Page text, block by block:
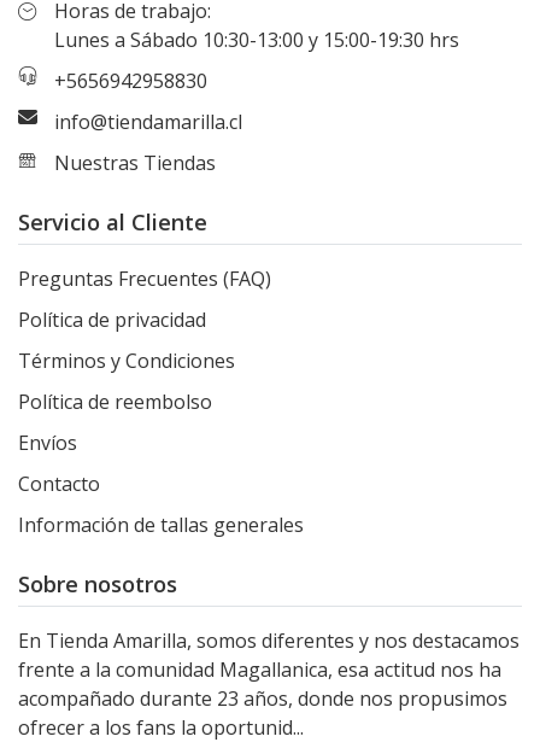
Horas de trabajo:
Lunes a Sábado 10:30-13:00 y 15:00-19:30 hrs
+5656942958830
info@tiendamarilla.cl
Nuestras Tiendas
Servicio al Cliente
Preguntas Frecuentes (FAQ)
Política de privacidad
Términos y Condiciones
Política de reembolso
Envíos
Contacto
Información de tallas generales
Sobre nosotros
En Tienda Amarilla, somos diferentes y nos destacamos
frente a la comunidad Magallanica, esa actitud nos ha
acompañado durante 23 años, donde nos propusimos
ofrecer a los fans la oportunid...